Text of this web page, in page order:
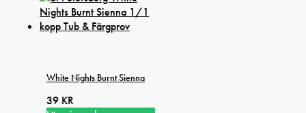
White Nights Burnt Sienna
39 KR